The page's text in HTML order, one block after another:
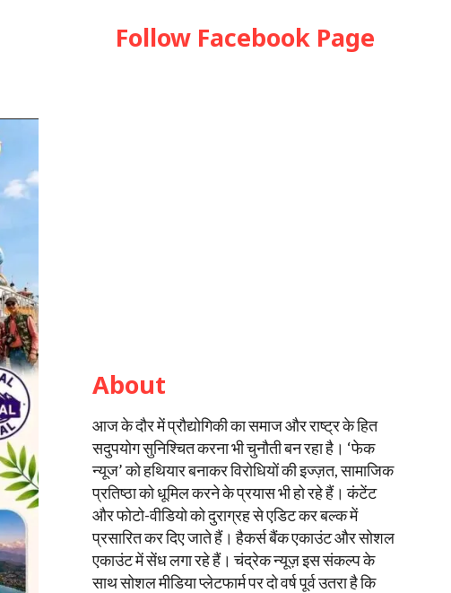
Follow Facebook Page
About
आज के दौर में प्रौद्योगिकी का समाज और राष्ट्र के हित
सदुपयोग सुनिश्चित करना भी चुनौती बन रहा है। ‘फेक
न्यूज’ को हथियार बनाकर विरोधियों की इज्ज़त, सामाजिक
प्रतिष्ठा को धूमिल करने के प्रयास भी हो रहे हैं। कंटेंट
और फोटो-वीडियो को दुराग्रह से एडिट कर बल्क में
प्रसारित कर दिए जाते हैं। हैकर्स बैंक एकाउंट और सोशल
एकाउंट में सेंध लगा रहे हैं। चंद्रेक न्यूज़ इस संकल्प के
साथ सोशल मीडिया प्लेटफार्म पर दो वर्ष पूर्व उतरा है कि